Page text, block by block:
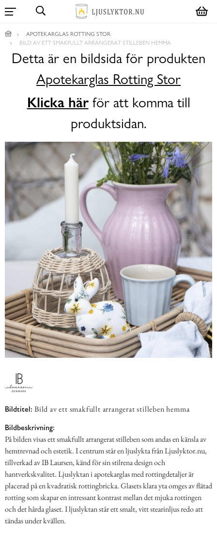
APOTEKARGLAS ROTTING STOR
BILD AV ETT SMAKFULLT ARRANGERAT STILLEBEN HEMMA
Detta är en bildsida för produkten
Apotekarglas Rotting Stor
Klicka härför att komma till
produktsidan.
Bildtitel: Bild av ett smakfullt arrangerat stilleben hemma
Bildbeskrivning:
På bilden visas ett smakfullt arrangerat stilleben som andas en känsla av
hemtrevnad och estetik. I centrum står en ljuslykta från Ljuslyktor.nu,
tillverkad av IB Laursen, känd för sin stilrena design och
hantverkskvalitet. Ljuslyktan i apotekarglas med rottingdetaljer är
placerad på en kvadratisk rottingbricka. Glasets klara yta omges av flätad
rotting som skapar en intressant kontrast mellan det mjuka rottingen
och det hårda glaset. I ljuslyktan står ett smalt, vitt stearinljus redo att
tändas under kvällen.